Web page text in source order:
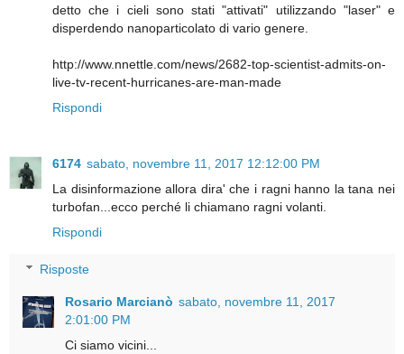
detto che i cieli sono stati "attivati" utilizzando "laser" e
disperdendo nanoparticolato di vario genere.
http://www.nnettle.com/news/2682-top-scientist-admits-on-
live-tv-recent-hurricanes-are-man-made
Rispondi
6174 sabato, novembre 11, 2017 12:12:00 PM
La disinformazione allora dira' che i ragni hanno la tana nei
turbofan...ecco perché li chiamano ragni volanti.
Rispondi
Risposte
Rosario Marcianò sabato, novembre 11, 2017
2:01:00 PM
Ci siamo vicini...